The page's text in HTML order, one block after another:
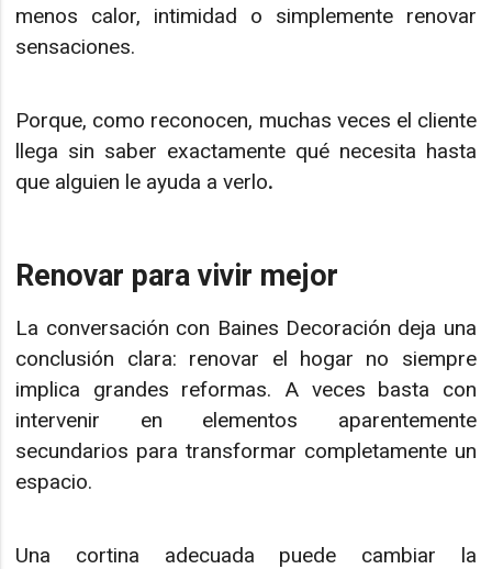
menos calor, intimidad o simplemente renovar
sensaciones.
Porque, como reconocen, muchas veces el cliente
llega sin saber exactamente qué necesita hasta
que alguien le ayuda a verlo.
Renovar para vivir mejor
La conversación con Baines Decoración deja una
conclusión clara: renovar el hogar no siempre
implica grandes reformas. A veces basta con
intervenir en elementos aparentemente
secundarios para transformar completamente un
espacio.
Una cortina adecuada puede cambiar la